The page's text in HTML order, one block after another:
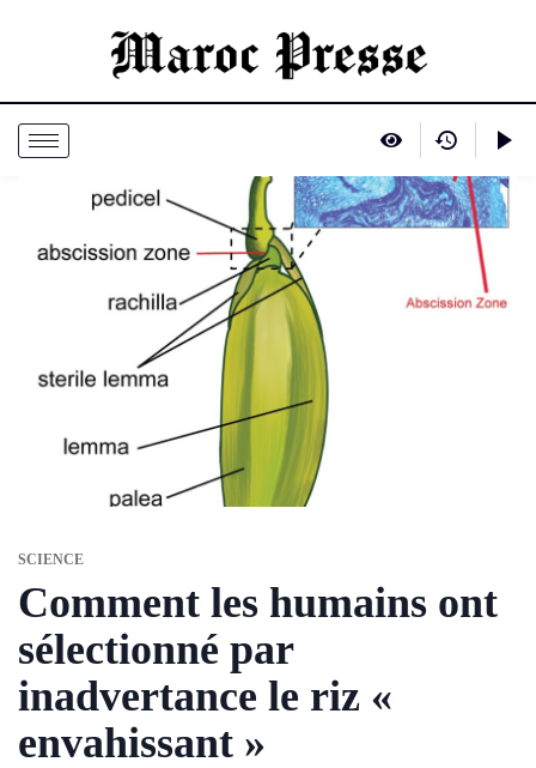
SCIENCE
Comment les humains ont
sélectionné par
inadvertance le riz «
envahissant »